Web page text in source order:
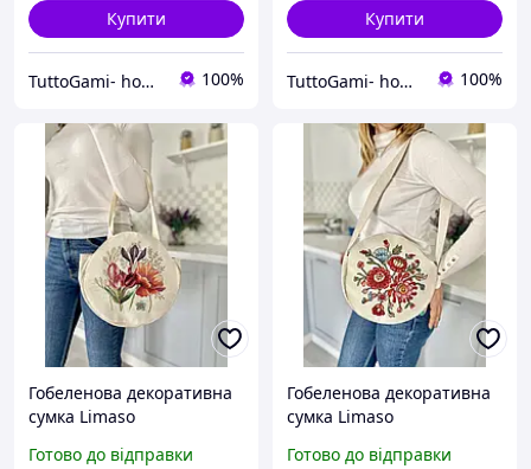
Купити
TuttoGami- home textiles 100%
Купити
TuttoGami- home textiles 100%
Гобеленова декоративна
сумка Limaso
Готово до відправки
Гобеленова декоративна
сумка Limaso
Готово до відправки